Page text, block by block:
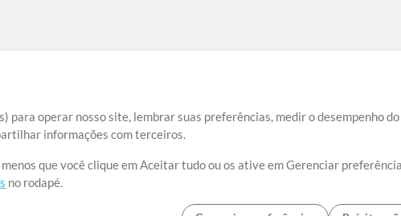
operar nosso site, lembrar suas preferências, medir o desempenho
informações com terceiros.
que você clique em Aceitar tudo ou os ative em Gerenciar
no rodapé.